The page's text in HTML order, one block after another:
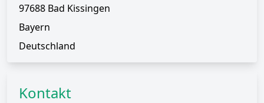
97688 Bad Kissingen
Bayern
Deutschland
Kontakt